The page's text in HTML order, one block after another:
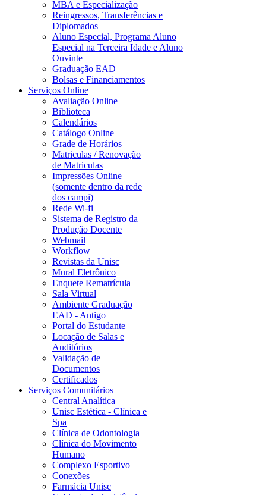
MBA e Especialização
Reingressos, Transferências e
Diplomados
Aluno Especial, Programa Aluno
Especial na Terceira Idade e Aluno
Ouvinte
Graduação EAD
Bolsas e Financiamentos
Serviços Online
Avaliação Online
Biblioteca
Calendários
Catálogo Online
Grade de Horários
Matriculas / Renovação
de Matriculas
Impressões Online
(somente dentro da rede
dos campi)
Rede Wi-fi
Sistema de Registro da
Produção Docente
Webmail
Workflow
Revistas da Unisc
Mural Eletrônico
Enquete Rematrícula
Sala Virtual
Ambiente Graduação
EAD - Antigo
Portal do Estudante
Locação de Salas e
Auditórios
Validação de
Documentos
Certificados
Serviços Comunitários
Central Analítica
Unisc Estética - Clínica e
Spa
Clínica de Odontologia
Clínica do Movimento
Humano
Complexo Esportivo
Conexões
Farmácia Unisc